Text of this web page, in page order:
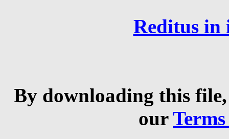
Reditus in
By downloading this
our